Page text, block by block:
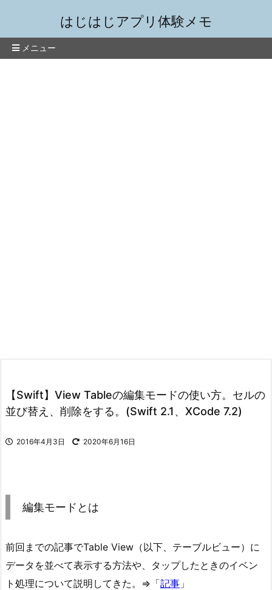
はじはじアプリ体験メモ
メニュー
【Swift】View Tableの編集モードの使い方。セルの
並び替え、削除をする。(Swift 2.1、XCode 7.2)
2016年4月3日 2020年6月16日
編集モードとは
前回までの記事でTable View（以下、テーブルビュー）に
データを並べて表示する方法や、タップしたときのイベン
ト処理について説明してきた。⇒「記事 」